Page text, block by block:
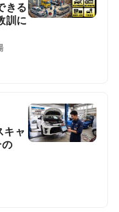
きる
訓に
ャ